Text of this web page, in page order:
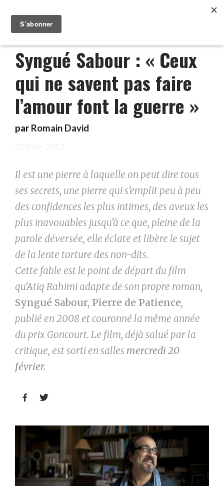
Syngué Sabour : « Ceux
qui ne savent pas faire
l’amour font la guerre »
par Romain David
25 février 2013
Il est une pierre à laquelle on peut dire tous
ses secrets, une pierre qui s’emplit peu à peu
des confidences les plus intimes, des aveux les
plus inavouables jusqu’à ce que, pleine de la
parole déversée, elle éclate et libère le sujet
de la lente torture des non-dits.
Cette fable est le point de départ du film
qu’Atiq Rahimi adapte de son propre roman,
Syngué Sabour, Pierre de Patience,
publié en 2008 et couronné la même année
du prix Goncourt. Le film, déjà salué par la
critique, est sorti en salles mercredi 20
février.
 